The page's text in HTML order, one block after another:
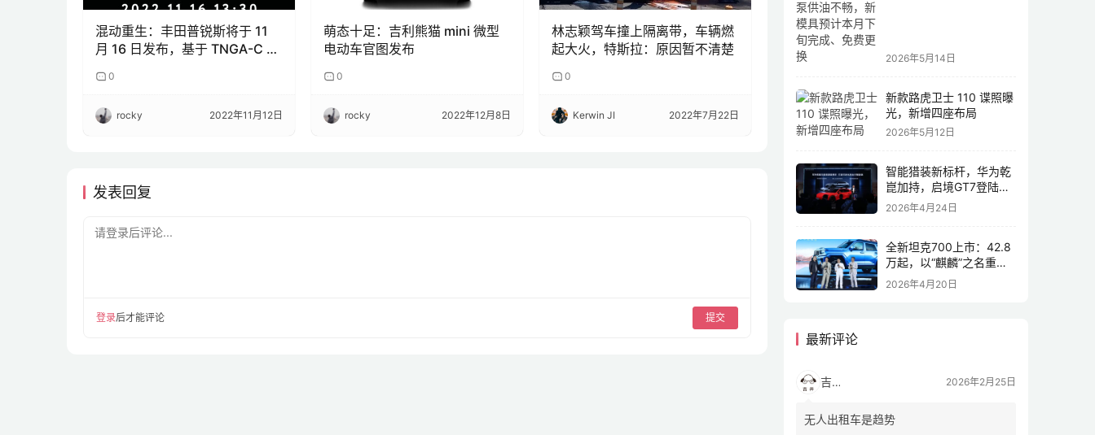
混动重生：丰田普锐斯将于 11
月 16 日发布，基于 TNGA-C 架
0
rocky 2022年11月12日
萌态十足：吉利熊猫 mini 微型
电动车官图发布
0
rocky 2022年12月8日
林志颖驾车撞上隔离带，车辆燃
起大火，特斯拉：原因暂不清楚
0
Kerwin JI 2022年7月22日
发表回复
请登录后评论...
登录后才能评论 提交
2026年5月14日
新款路虎卫士 110 谍照曝
光，新增四座布局
2026年5月12日
智能猎装新标杆，华为乾
崑加持，启境GT7登陆
2026北京车展
2026年4月24日
全新坦克700上市：42.8
万起，以“麒麟”之名重塑
全域豪华
2026年4月20日
最新评论
吉开 2026年2月25日
无人出租车是趋势